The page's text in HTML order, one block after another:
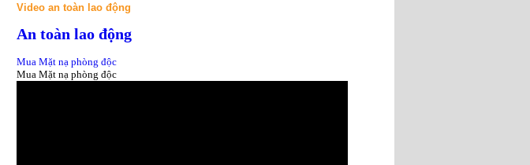
Video an toàn lao động
An toàn lao động
Mua Mặt nạ phòng độc
Mua Mặt nạ phòng độc